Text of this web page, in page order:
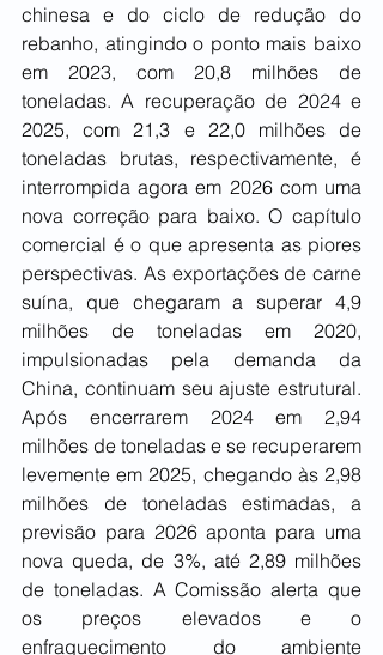
chinesa e do ciclo de redução do
rebanho, atingindo o ponto mais baixo
em 2023, com 20,8 milhões de
toneladas. A recuperação de 2024 e
2025, com 21,3 e 22,0 milhões de
toneladas brutas, respectivamente, é
interrompida agora em 2026 com uma
nova correção para baixo. O capítulo
comercial é o que apresenta as piores
perspectivas. As exportações de carne
suína, que chegaram a superar 4,9
milhões de toneladas em 2020,
impulsionadas pela demanda da
China, continuam seu ajuste estrutural.
Após encerrarem 2024 em 2,94
milhões de toneladas e se recuperarem
levemente em 2025, chegando às 2,98
milhões de toneladas estimadas, a
previsão para 2026 aponta para uma
nova queda, de 3%, até 2,89 milhões
de toneladas. A Comissão alerta que
os preços elevados e o
enfraquecimento do ambiente